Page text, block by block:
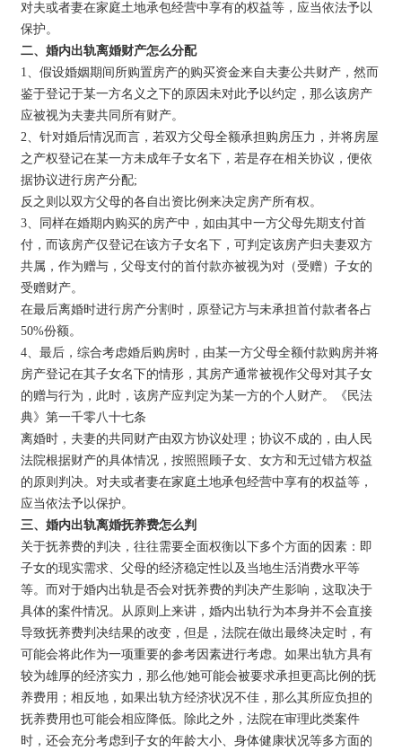
对夫或者妻在家庭土地承包经营中享有的权益等，应当依法予以
保护。
二、婚内出轨离婚财产怎么分配
1、假设婚姻期间所购置房产的购买资金来自夫妻公共财产，然而
鉴于登记于某一方名义之下的原因未对此予以约定，那么该房产
应被视为夫妻共同所有财产。
2、针对婚后情况而言，若双方父母全额承担购房压力，并将房屋
之产权登记在某一方未成年子女名下，若是存在相关协议，便依
据协议进行房产分配;
反之则以双方父母的各自出资比例来决定房产所有权。
3、同样在婚期内购买的房产中，如由其中一方父母先期支付首
付，而该房产仅登记在该方子女名下，可判定该房产归夫妻双方
共属，作为赠与，父母支付的首付款亦被视为对（受赠）子女的
受赠财产。
在最后离婚时进行房产分割时，原登记方与未承担首付款者各占
50%份额。
4、最后，综合考虑婚后购房时，由某一方父母全额付款购房并将
房产登记在其子女名下的情形，其房产通常被视作父母对其子女
的赠与行为，此时，该房产应判定为某一方的个人财产。《民法
典》第一千零八十七条
离婚时，夫妻的共同财产由双方协议处理；协议不成的，由人民
法院根据财产的具体情况，按照照顾子女、女方和无过错方权益
的原则判决。对夫或者妻在家庭土地承包经营中享有的权益等，
应当依法予以保护。
三、婚内出轨离婚抚养费怎么判
关于抚养费的判决，往往需要全面权衡以下多个方面的因素：即
子女的现实需求、父母的经济稳定性以及当地生活消费水平等
等。而对于婚内出轨是否会对抚养费的判决产生影响，这取决于
具体的案件情况。从原则上来讲，婚内出轨行为本身并不会直接
导致抚养费判决结果的改变，但是，法院在做出最终决定时，有
可能会将此作为一项重要的参考因素进行考虑。如果出轨方具有
较为雄厚的经济实力，那么他/她可能会被要求承担更高比例的抚
养费用；相反地，如果出轨方经济状况不佳，那么其所应负担的
抚养费用也可能会相应降低。除此之外，法院在审理此类案件
时，还会充分考虑到子女的年龄大小、身体健康状况等多方面的